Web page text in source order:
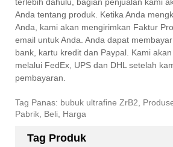
terlebih dahulu, bagian penjualan kami
Anda tentang produk. Ketika Anda
Anda, kami akan mengirimkan Faktur
email untuk Anda. Anda dapat
bank, kartu kredit dan Paypal. Kami
melalui FedEx, UPS dan DHL setelah
pembayaran.
Tag Panas: bubuk ultrafine ZrB2,
Pabrik, Beli, Harga
Tag Produk